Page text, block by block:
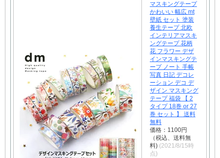
マスキングテープ
かわいい 幅広 mt
壁紙 セット 塗装
養生テープ 北欧
インテリアマスキ
ングテープ 花柄
花 フラワー デザ
インマスキングテ
ープ ノート 手帳
写真 日記 デコレ
ーション デコ デ
ザイン マスキング
テープ 福袋 【 2
タイプ 18巻 or 27
巻 セット 】 送料
無料
価格：1100円
（税込、送料無
料) (2021/8/15時
点)